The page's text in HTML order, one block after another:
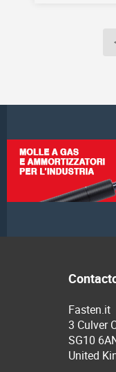
Fasten.it
3 Culver
SG10
United